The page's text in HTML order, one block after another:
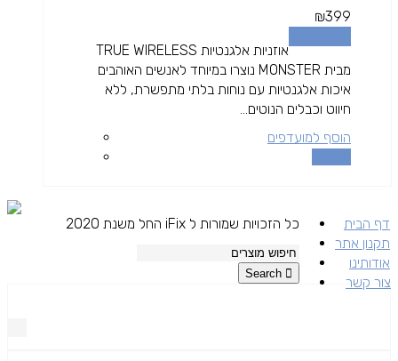
₪399
אוזניות אלגנטיות TRUE WIRELESS
מבית MONSTER נוצרו במיוחד לאנשים האוהבים
איכות אלגנטיות עם נוחות בלתי מתפשרת, ללא
חיווט וכבלים הנוטים...
הוסף למועדפים
דף הבית
תקנון אתר
אודותינו
צור קשר
כל הזכויות שמורות ל iFix החל משנת 2020
Search